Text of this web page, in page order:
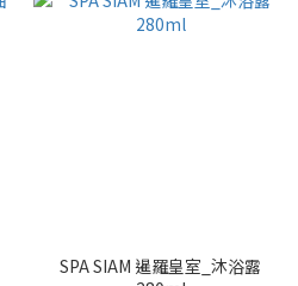
SPA SIAM 暹羅皇室_沐浴露